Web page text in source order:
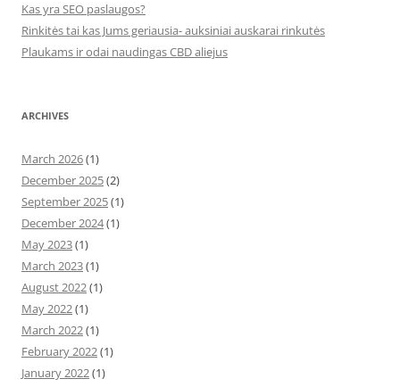
Kas yra SEO paslaugos?
Rinkitės tai kas Jums geriausia- auksiniai auskarai rinkutės
Plaukams ir odai naudingas CBD aliejus
ARCHIVES
March 2026(1)
December 2025(2)
September 2025(1)
December 2024(1)
May 2023(1)
March 2023(1)
August 2022(1)
May 2022(1)
March 2022(1)
February 2022(1)
January 2022(1)